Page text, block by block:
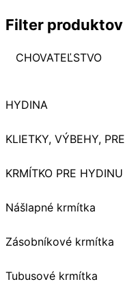
Filter produktov
CHOVATEĽSTVO
HYDINA
KLIETKY, VÝBEHY,
KRMÍTKO PRE HYDINU
Nášlapné krmítka
Zásobníkové krmítka
Tubusové krmítka